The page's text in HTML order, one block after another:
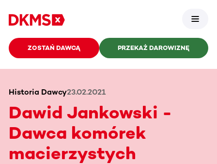
ZOSTAŃ DAWCĄ PRZEKAŻ DAROWIZNĘ
Historia Dawcy23.02.2021
Dawid Jankowski -
Dawca komórek
macierzystych